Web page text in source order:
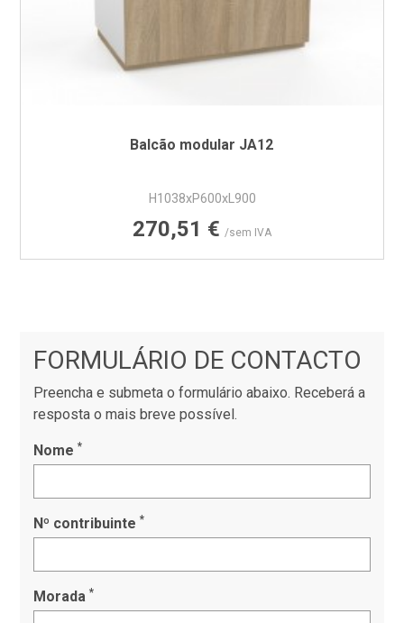
Balcão modular JA12
H1038xP600xL900
Preço
270,51 € /sem IVA
FORMULÁRIO DE CONTACTO
Preencha e submeta o formulário abaixo. Receberá a
resposta o mais breve possível.
Nome*
Nº contribuinte*
Morada*